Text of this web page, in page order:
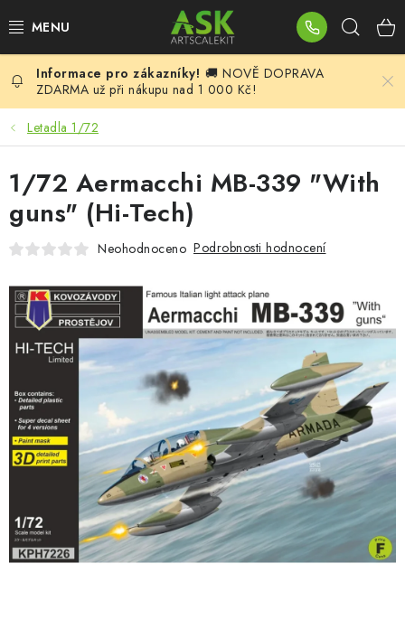
na
BLOG
SUMMER DAYS
WARHAMMER
ASK PRODUKTY
PLASTIKOVÉ MODELY
DOPLŇKY K MODELŮM
BARVY A POMŮCKY
PUBLIKACE
SKY RIDERS COFFEE
DÁRKOVÉ POUKAZY
🚚 NOVĚ DOPRAVA
ZDARMA už při nákupu nad 1 000 Kč!
Letadla 1/72
1/72 Aermacchi MB-339 "With
guns" (Hi-Tech)
Neohodnoceno Podrobnosti hodnocení